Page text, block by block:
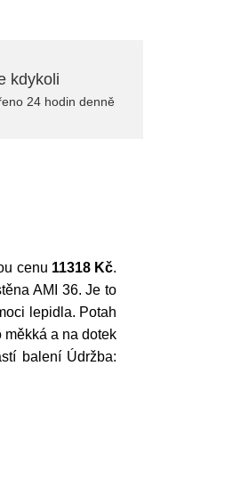
kdykoli
24 hodin denně
cenu 11318 Kč.
AMI 36. Je to
lepidla. Potah
a na dotek
balení Údržba: